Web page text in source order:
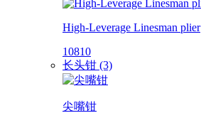
High-Leverage Linesman plier
10810
长头钳 (3)
尖嘴钳